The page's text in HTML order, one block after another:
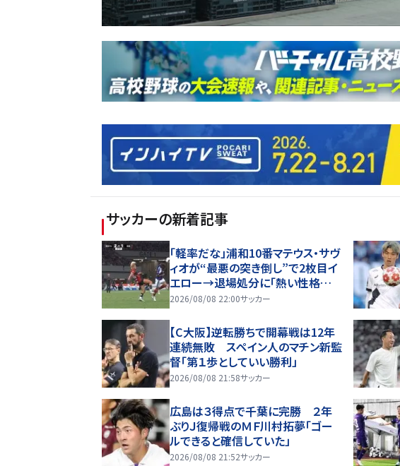
サッカーの新着記事
「軽率だな」浦和10番マテウス・サヴ
ィオが“最悪の突き倒し”で2枚目イ
エロー→退場処分に「熱い性格が
裏目に出たか」
2026/08/08 22:00サッカー
【C大阪】逆転勝ちで開幕戦は12年
連続無敗 スペイン人のマチン新監
督「第１歩としていい勝利」
2026/08/08 21:58サッカー
広島は３得点で千葉に完勝 ２年
ぶりＪ復帰戦のＭＦ川村拓夢「ゴー
ルできると確信していた」
2026/08/08 21:52サッカー